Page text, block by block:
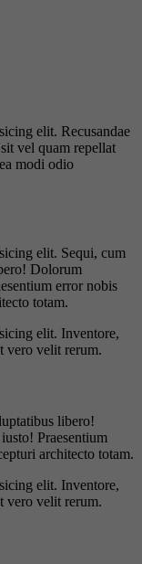
elit. Recusandae
vel quam repellat
modi odio
elit. Sequi, cum
Dolorum
error nobis
totam.
elit. Inventore,
vero velit rerum.
libero!
Praesentium
architecto totam.
elit. Inventore,
vero velit rerum.